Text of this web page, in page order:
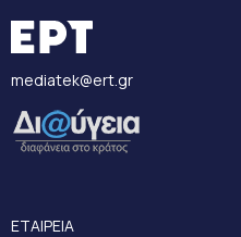
mediatek@ert.gr
ΕΤΑΙΡΕΙΑ